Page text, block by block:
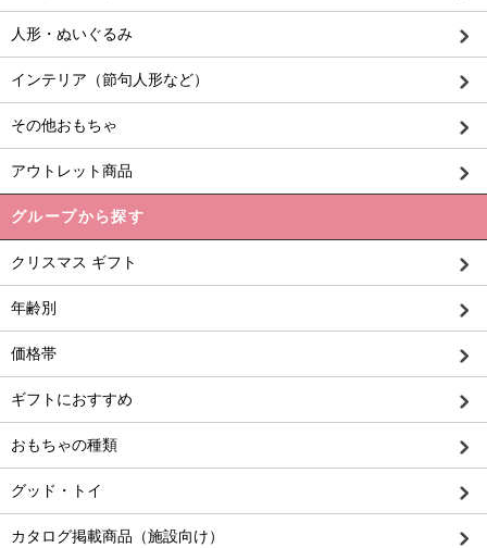
人形・ぬいぐるみ
インテリア（節句人形など）
その他おもちゃ
アウトレット商品
グループから探す
クリスマス ギフト
年齢別
価格帯
ギフトにおすすめ
おもちゃの種類
グッド・トイ
カタログ掲載商品（施設向け）